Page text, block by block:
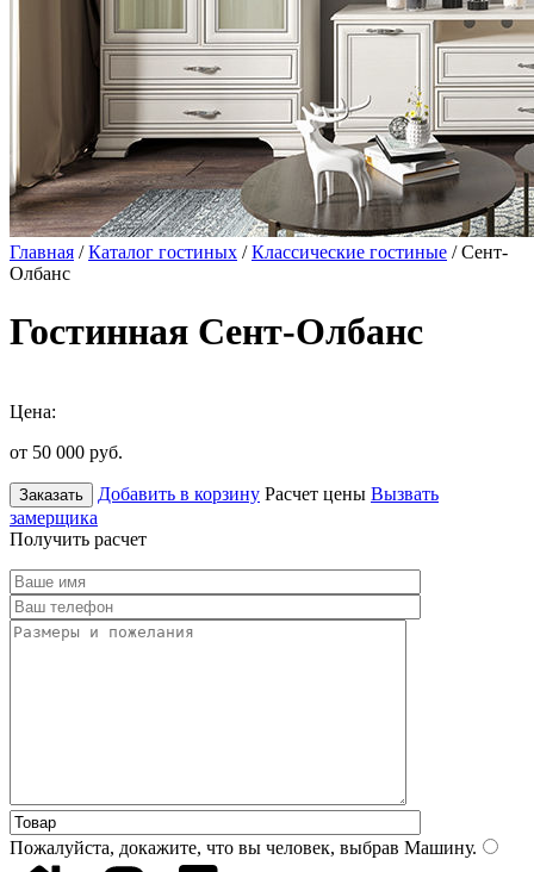
Главная /Каталог гостиных /Классические гостиные / Сент-
Олбанс
Гостинная Сент-Олбанс
Цена:
от 50 000 руб.
Заказать Добавить в корзину Расчет цены Вызвать
замерщика
Получить расчет
Пожалуйста, докажите, что вы человек, выбрав Машину.